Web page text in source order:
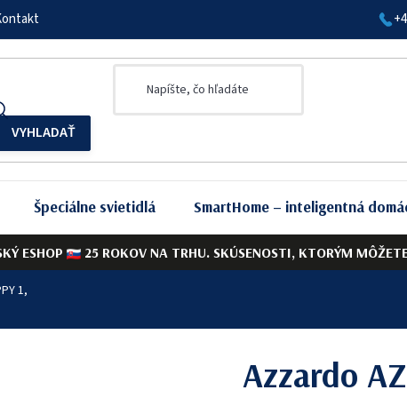
ESHOP 25 ROKOV NA TRHU. SKÚSENOSTI, KTORÝM
Špeciálne svietidlá SmartHome – inteligentná
1,
Azzardo